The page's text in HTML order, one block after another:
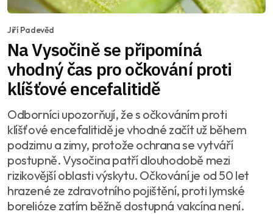
Jiří Padevěd
Na Vysočině se připomíná
vhodný čas pro očkování proti
klíšťové encefalitidě
Odborníci upozorňují, že s očkováním proti
klíšťové encefalitidě je vhodné začít už během
podzimu a zimy, protože ochrana se vytváří
postupně. Vysočina patří dlouhodobě mezi
rizikovější oblasti výskytu. Očkování je od 50 let
hrazené ze zdravotního pojištění, proti lymské
borelióze zatím běžně dostupná vakcína není.